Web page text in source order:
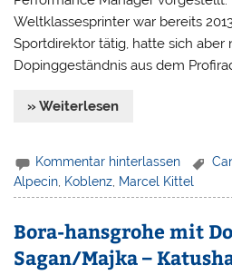
Weltklassesprinter war bereits
Sportdirektor tätig, hatte sich aber
Dopinggeständnis aus dem
» Weiterlesen
Kommentar hinterlassen
Alpecin Koblenz Marcel Kittel
Bora-hansgrohe mit
Sagan/Majka –